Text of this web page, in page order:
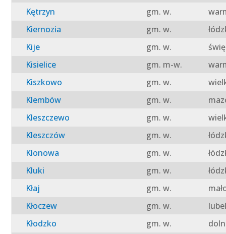
Kętrzyn
gm. w.
Kiernozia
gm. w.
Kije
gm. w.
Kisielice
gm. m-w.
Kiszkowo
gm. w.
Klembów
gm. w.
Kleszczewo
gm. w.
Kleszczów
gm. w.
Klonowa
gm. w.
Kluki
gm. w.
Kłaj
gm. w.
Kłoczew
gm. w.
Kłodzko
gm. w.